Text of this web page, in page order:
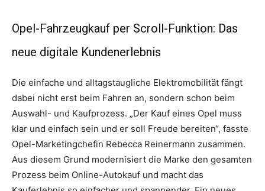
Opel-Fahrzeugkauf per Scroll-Funktion: Das
neue digitale Kundenerlebnis
Die einfache und alltagstaugliche Elektromobilität fängt
dabei nicht erst beim Fahren an, sondern schon beim
Auswahl- und Kaufprozess. „Der Kauf eines Opel muss
klar und einfach sein und er soll Freude bereiten“, fasste
Opel-Marketingchefin Rebecca Reinermann zusammen.
Aus diesem Grund modernisiert die Marke den gesamten
Prozess beim Online-Autokauf und macht das